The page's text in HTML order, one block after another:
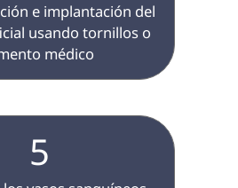
usando tornillos o
médico
5